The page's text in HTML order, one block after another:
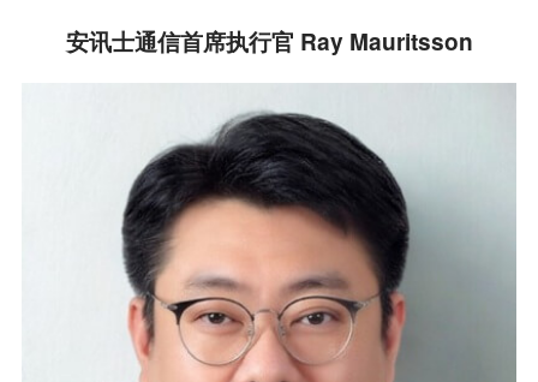
安讯士通信首席执行官 Ray Mauritsson